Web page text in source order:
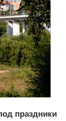
праздники